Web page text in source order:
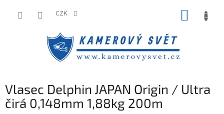
CZK
Vlasec Delphin JAPAN Origin / Ultra
čirá 0,148mm 1,88kg 200m